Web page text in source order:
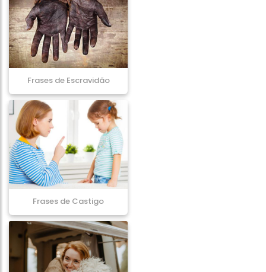
Frases de Escravidão
Frases de Castigo